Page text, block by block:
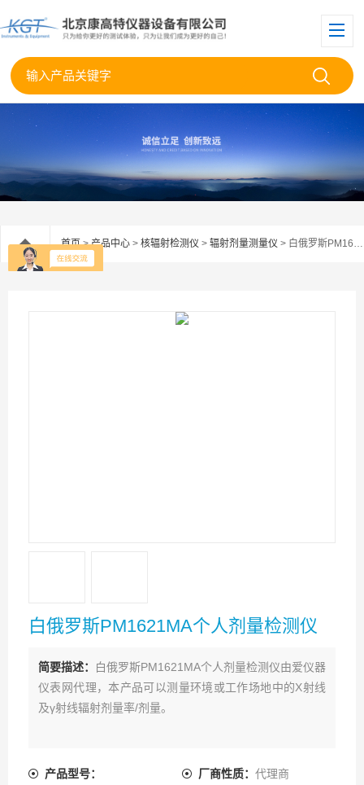
首页>产品中心 > 核辐射检测仪 > 辐射剂量测量仪 > 白俄罗斯PM1621MA个人剂量检测仪
白俄罗斯PM1621MA个人剂量检测仪
简要描述：
白俄罗斯PM1621MA个人剂量检测仪由爱仪器
仪表网代理，本产品可以测量环境或工作场地中的X射线
及γ射线辐射剂量率/剂量。
产品型号： 厂商性质： 代理商